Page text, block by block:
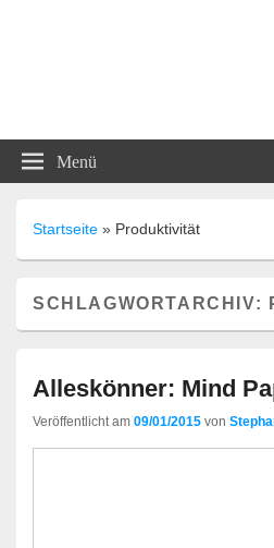
ABC und
Menü
Startseite » Produktivität
SCHLAGWORTARCHIV:
Alleskönner: Mind
Veröffentlicht am 09/01/2015 von